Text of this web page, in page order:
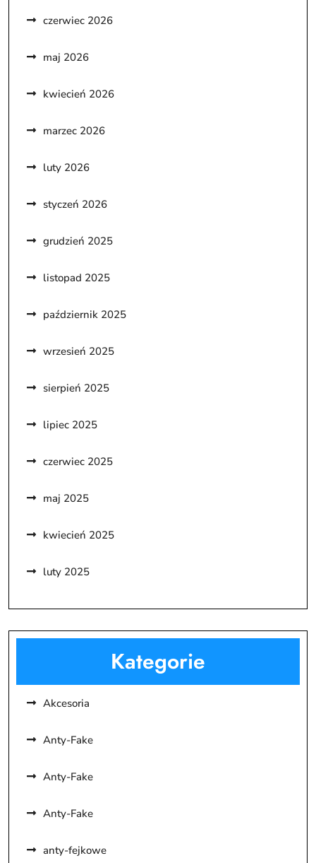
czerwiec 2026
maj 2026
kwiecień 2026
marzec 2026
luty 2026
styczeń 2026
grudzień 2025
listopad 2025
październik 2025
wrzesień 2025
sierpień 2025
lipiec 2025
czerwiec 2025
maj 2025
kwiecień 2025
luty 2025
Kategorie
Akcesoria
Anty-Fake
Anty-Fake
Anty-Fake
anty-fejkowe